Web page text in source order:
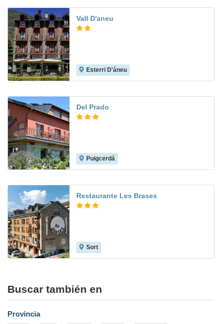
Vall D'aneu
Esterri D'áneu
Del Prado
Puigcerdá
Restaurante Les Brases
Sort
Buscar también en
Provincia